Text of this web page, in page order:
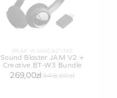
BRAK W MAGAZYNIE
Sound Blaster JAM V2 +
Creative BT-W3 Bundle
269,00zł348,00zł